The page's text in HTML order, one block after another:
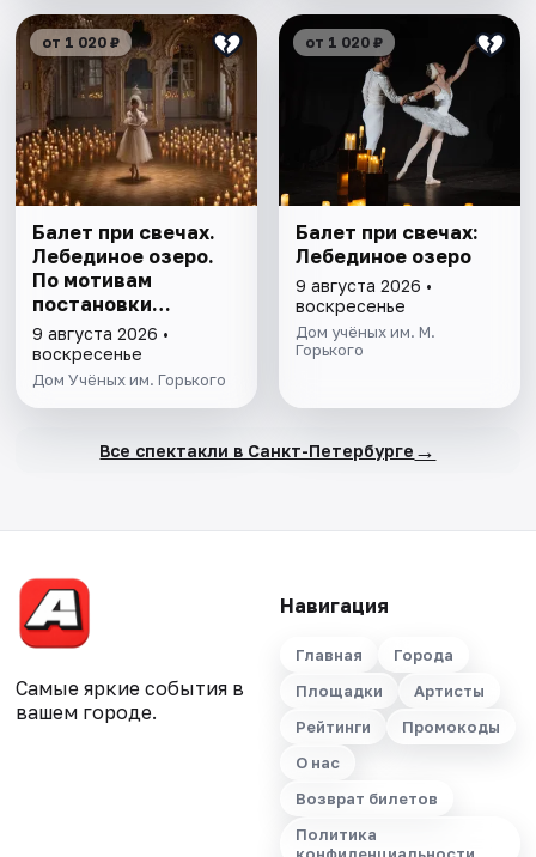
от 1 020 ₽
Балет при свечах.
Лебединое озеро.
По мотивам
постановки
Мариуса Петипа
9 августа 2026 •
воскресенье
Дом Учёных им. Горького
от 1 020 ₽
Балет при свечах:
Лебединое озеро
9 августа 2026 •
воскресенье
Дом учёных им. М.
Горького
Все спектакли в Санкт-Петербурге →
Самые яркие события в
вашем городе.
Навигация
Главная
Города
Площадки
Артисты
Рейтинги
Промокоды
О нас
Возврат билетов
Политика